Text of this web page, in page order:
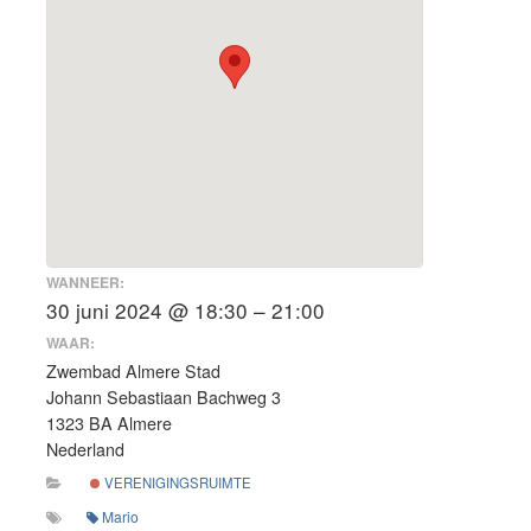
WANNEER:
30 juni 2024 @ 18:30 – 21:00
WAAR:
Zwembad Almere Stad
Johann Sebastiaan Bachweg 3
1323 BA Almere
Nederland
VERENIGINGSRUIMTE
Mario